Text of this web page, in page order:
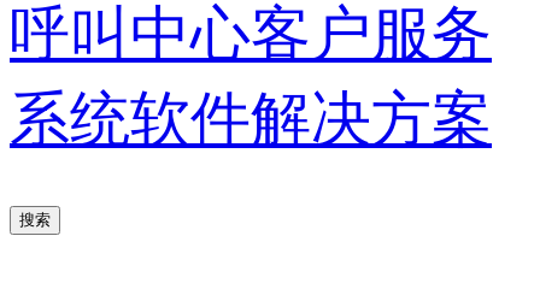
呼叫中心客户服务
系统软件解决方案
搜索